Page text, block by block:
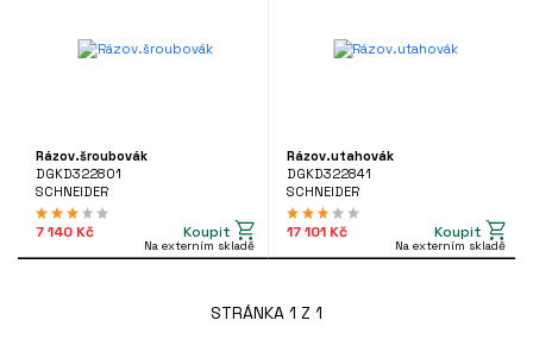
Rázov.šroubovák
DGKD322801
SCHNEIDER
7 140 Kč Koupit
Na externím skladě
Rázov.utahovák
DGKD322841
SCHNEIDER
17 101 Kč Koupit
Na externím skladě
STRÁNKA 1 Z 1